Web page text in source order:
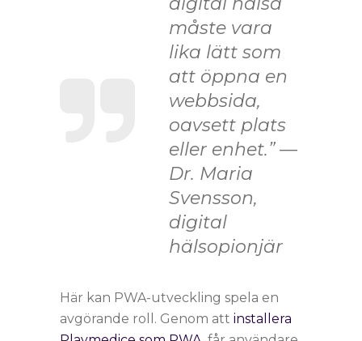
måste vara
lika lätt som
att öppna en
webbsida,
oavsett plats
eller enhet.” —
Dr. Maria
Svensson,
digital
hälsopionjär
Här kan PWA-utveckling spela en
avgörande roll. Genom att installera